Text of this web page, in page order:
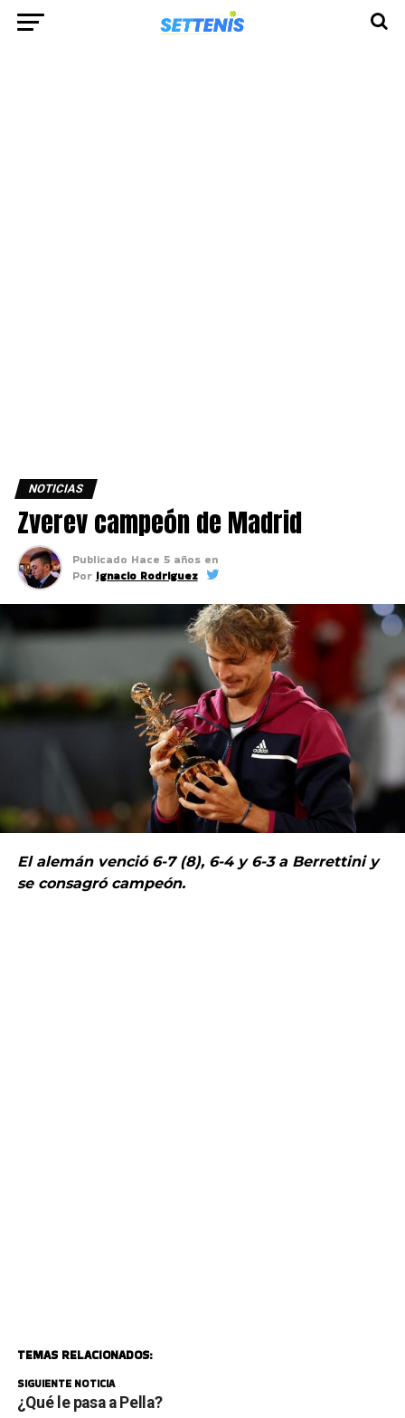
NOTICIAS
Zverev campeón de Madrid
Publicado Hace 5 años en
Por Ignacio Rodriguez
El alemán venció 6-7 (8), 6-4 y 6-3 a Berrettini y
se consagró campeón.
TEMAS RELACIONADOS:
SIGUIENTE NOTICIA
¿Qué le pasa a Pella?